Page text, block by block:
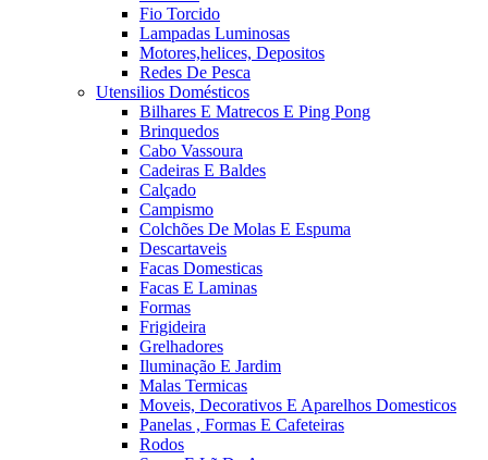
Fio Torcido
Lampadas Luminosas
Motores,helices, Depositos
Redes De Pesca
Utensilios Domésticos
Bilhares E Matrecos E Ping Pong
Brinquedos
Cabo Vassoura
Cadeiras E Baldes
Calçado
Campismo
Colchões De Molas E Espuma
Descartaveis
Facas Domesticas
Facas E Laminas
Formas
Frigideira
Grelhadores
Iluminação E Jardim
Malas Termicas
Moveis, Decorativos E Aparelhos Domesticos
Panelas , Formas E Cafeteiras
Rodos